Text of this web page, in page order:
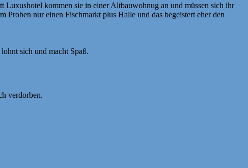
kommen sie in einer Altbauwohnug an und müssen sich ihr
Proben nur einen Fischmarkt plus Halle und das begeistert eher den
sich und macht Spaß.
verdorben.